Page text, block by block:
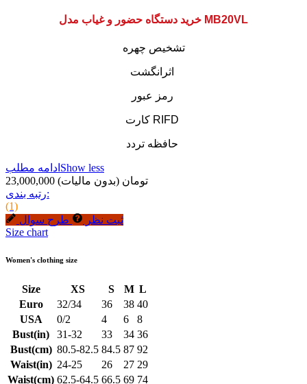
خرید دستگاه حضور و غیاب مدل MB20VL
تشخیص چهره
کارت RIFD
ادامه مطلب Show less
23,000,000 تومان (بدون مالیات)
رتبه بندی:
(1)
ثبت نظر
طرح سوال
Size chart
Women's clothing size
Size XS S M L
Euro
32/34 36 38 40
USA
0/2 4 6
8
Bust(in)
31-32 33 34 36
Bust(cm) 80.5-82.5 84.5 87 92
Waist(in) 24-25 26 27 29
Waist(cm) 62.5-64.5 66.5 69 74